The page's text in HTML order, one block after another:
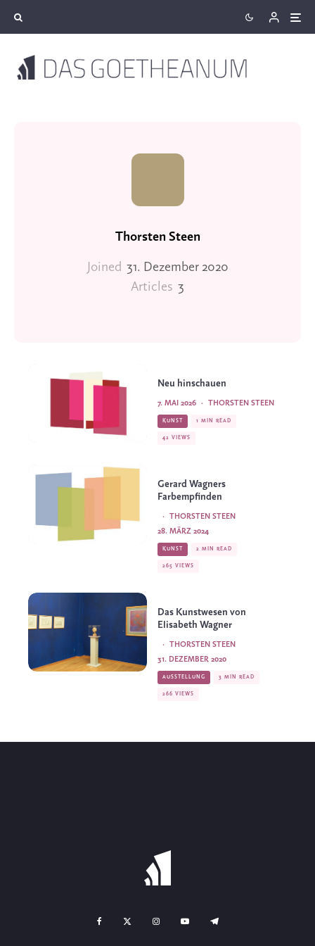
Thorsten Steen
Joined 31. Dezember 2020
Articles 3
Neu hinschauen
THORSTEN STEEN
·
7. MAI 2026
KUNST 1 MIN READ
42 VIEWS
Gerard Wagners
Farbempfinden
THORSTEN STEEN
·
28. MÄRZ 2024
KUNST 2 MIN READ
265 VIEWS
Das Kunstwesen von
Elisabeth Wagner
THORSTEN STEEN
·
31. DEZEMBER 2020
AUSSTELLUNG 3 MIN READ
266 VIEWS